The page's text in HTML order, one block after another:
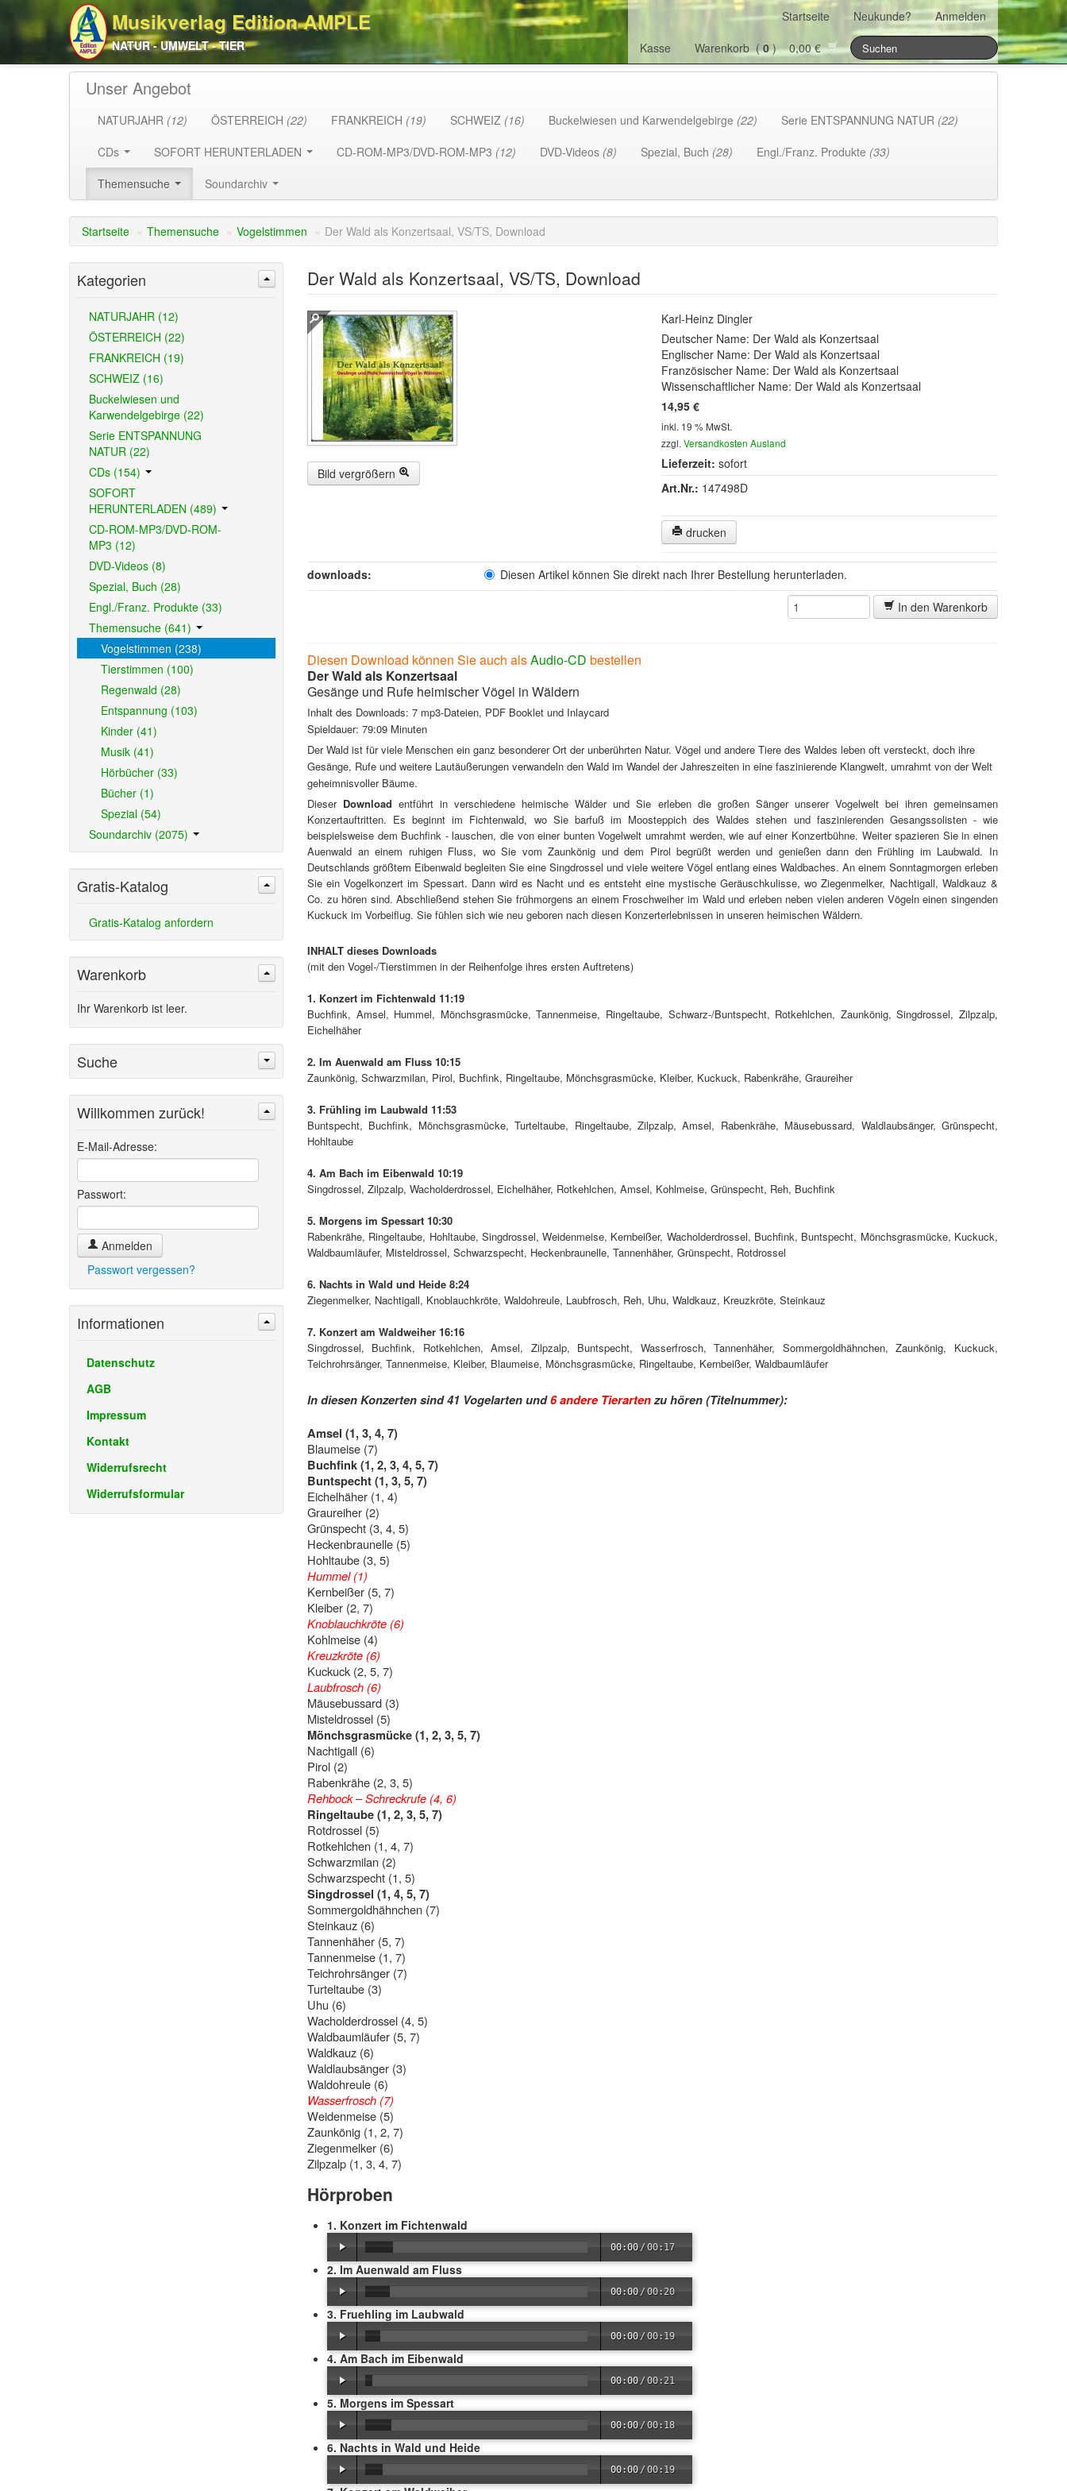
Musikverlag Edition AMPLE
NATUR - UMWELT - TIER
Startseite Neukunde?
Anmelden
Kasse
Warenkorb (0) 0,00 €
Unser Angebot
NATURJAHR (12) ÖSTERREICH (22) FRANKREICH (19) SCHWEIZ (16) Buckelwiesen und Karwendelgebirge (22) Serie ENTSPANNUNG NATUR (22)
CDs
SOFORT HERUNTERLADEN CD-ROM-MP3/DVD-ROM-MP3 (12) DVD-Videos (8) Spezial, Buch (28) Engl./Franz. Produkte (33)
Themensuche
Soundarchiv
Startseite » Themensuche » Vogelstimmen » Der Wald als Konzertsaal, VS/TS, Download
Der Wald als Konzertsaal, VS/TS, Download
Bild vergrößern
Karl-Heinz Dingler
Deutscher Name: Der Wald als Konzertsaal
Englischer Name: Der Wald als Konzertsaal
Französischer Name: Der Wald als Konzertsaal
Wissenschaftlicher Name: Der Wald als Konzertsaal
14,95 €
inkl. 19 % MwSt.
zzgl.Versandkosten Ausland
Lieferzeit: sofort
Art.Nr.: 147498D
drucken
downloads: Diesen Artikel können Sie direkt nach Ihrer Bestellung herunterladen.
In den Warenkorb
Diesen Download können Sie auch alsAudio-CD bestellen
Der Wald als Konzertsaal
Gesänge und Rufe heimischer Vögel in Wäldern
Inhalt des Downloads: 7 mp3-Dateien, PDF Booklet und Inlaycard
Spieldauer: 79:09 Minuten
Der Wald ist für viele Menschen ein ganz besonderer Ort der unberührten Natur. Vögel und andere Tiere des Waldes leben oft versteckt, doch ihre
Gesänge, Rufe und weitere Lautäußerungen verwandeln den Wald im Wandel der Jahreszeiten in eine faszinierende Klangwelt, umrahmt von der Welt
geheimnisvoller Bäume.
Dieser Download entführt in verschiedene heimische Wälder und Sie erleben die großen Sänger unserer Vogelwelt bei ihren gemeinsamen
Konzertauftritten. Es beginnt im Fichtenwald, wo Sie barfuß im Moosteppich des Waldes stehen und faszinierenden Gesangssolisten - wie
beispielsweise dem Buchfink - lauschen, die von einer bunten Vogelwelt umrahmt werden, wie auf einer Konzertbühne. Weiter spazieren Sie in einen
Auenwald an einem ruhigen Fluss, wo Sie vom Zaunkönig und dem Pirol begrüßt werden und genießen dann den Frühling im Laubwald. In
Deutschlands größtem Eibenwald begleiten Sie eine Singdrossel und viele weitere Vögel entlang eines Waldbaches. An einem Sonntagmorgen erleben
Sie ein Vogelkonzert im Spessart. Dann wird es Nacht und es entsteht eine mystische Geräuschkulisse, wo Ziegenmelker, Nachtigall, Waldkauz &
Co. zu hören sind. Abschließend stehen Sie frühmorgens an einem Froschweiher im Wald und erleben neben vielen anderen Vögeln einen singenden
Kuckuck im Vorbeiflug. Sie fühlen sich wie neu geboren nach diesen Konzerterlebnissen in unseren heimischen Wäldern.
INHALT dieses Downloads
(mit den Vogel-/Tierstimmen in der Reihenfolge ihres ersten Auftretens)
1. Konzert im Fichtenwald 11:19
Buchfink, Amsel, Hummel, Mönchsgrasmücke, Tannenmeise, Ringeltaube, Schwarz-/Buntspecht, Rotkehlchen, Zaunkönig, Singdrossel, Zilpzalp,
Eichelhäher
2. Im Auenwald am Fluss 10:15
Zaunkönig, Schwarzmilan, Pirol, Buchfink, Ringeltaube, Mönchsgrasmücke, Kleiber, Kuckuck, Rabenkrähe, Graureiher
3. Frühling im Laubwald 11:53
Buntspecht, Buchfink, Mönchsgrasmücke, Turteltaube, Ringeltaube, Zilpzalp, Amsel, Rabenkrähe, Mäusebussard, Waldlaubsänger, Grünspecht,
Hohltaube
4. Am Bach im Eibenwald 10:19
Singdrossel, Zilpzalp, Wacholderdrossel, Eichelhäher, Rotkehlchen, Amsel, Kohlmeise, Grünspecht, Reh, Buchfink
5. Morgens im Spessart 10:30
Rabenkrähe, Ringeltaube, Hohltaube, Singdrossel, Weidenmeise, Kernbeißer, Wacholderdrossel, Buchfink, Buntspecht, Mönchsgrasmücke, Kuckuck,
Waldbaumläufer, Misteldrossel, Schwarzspecht, Heckenbraunelle, Tannenhäher, Grünspecht, Rotdrossel
6. Nachts in Wald und Heide 8:24
Ziegenmelker, Nachtigall, Knoblauchkröte, Waldohreule, Laubfrosch, Reh, Uhu, Waldkauz, Kreuzkröte, Steinkauz
7. Konzert am Waldweiher 16:16
Singdrossel, Buchfink, Rotkehlchen, Amsel, Zilpzalp, Buntspecht, Wasserfrosch, Tannenhäher, Sommergoldhähnchen, Zaunkönig, Kuckuck,
Teichrohrsänger, Tannenmeise, Kleiber, Blaumeise, Mönchsgrasmücke, Ringeltaube, Kernbeißer, Waldbaumläufer
In diesen Konzerten sind 41 Vogelarten und6 andere Tierartenzu hören (Titelnummer):
Amsel (1, 3, 4, 7)
Blaumeise (7)
Buchfink (1, 2, 3, 4, 5, 7)
Buntspecht (1, 3, 5, 7)
Eichelhäher (1, 4)
Graureiher (2)
Grünspecht (3, 4, 5)
Heckenbraunelle (5)
Hohltaube (3, 5)
Hummel (1)
Kernbeißer (5, 7)
Kleiber (2, 7)
Knoblauchkröte (6)
Kohlmeise (4)
Kreuzkröte (6)
Kuckuck (2, 5, 7)
Laubfrosch (6)
Mäusebussard (3)
Misteldrossel (5)
Mönchsgrasmücke (1, 2, 3, 5, 7)
Nachtigall (6)
Pirol (2)
Rabenkrähe (2, 3, 5)
Rehbock – Schreckrufe (4, 6)
Ringeltaube (1, 2, 3, 5, 7)
Rotdrossel (5)
Rotkehlchen (1, 4, 7)
Schwarzmilan (2)
Schwarzspecht (1, 5)
Singdrossel (1, 4, 5, 7)
Sommergoldhähnchen (7)
Steinkauz (6)
Tannenhäher (5, 7)
Tannenmeise (1, 7)
Teichrohrsänger (7)
Turteltaube (3)
Uhu (6)
Wacholderdrossel (4, 5)
Waldbaumläufer (5, 7)
Waldkauz (6)
Waldlaubsänger (3)
Waldohreule (6)
Wasserfrosch (7)
Weidenmeise (5)
Zaunkönig (1, 2, 7)
Ziegenmelker (6)
Zilpzalp (1, 3, 4, 7)
Hörproben
1. Konzert im Fichtenwald
00:00 /00:17
2. Im Auenwald am Fluss
00:00 /00:20
3. Fruehling im Laubwald
00:00 /00:19
4. Am Bach im Eibenwald
00:00 /00:21
5. Morgens im Spessart
00:00 /00:18
6. Nachts in Wald und Heide
00:00 /00:19
Kategorien
NATURJAHR (12)
ÖSTERREICH (22)
FRANKREICH (19)
SCHWEIZ (16)
Buckelwiesen und
Karwendelgebirge (22)
Serie ENTSPANNUNG
NATUR (22)
CDs (154)
SOFORT
HERUNTERLADEN (489)
CD-ROM-MP3/DVD-ROM-
MP3 (12)
DVD-Videos (8)
Spezial, Buch (28)
Engl./Franz. Produkte (33)
Themensuche (641)
Vogelstimmen (238)
Tierstimmen (100)
Regenwald (28)
Entspannung (103)
Kinder (41)
Musik (41)
Hörbücher (33)
Bücher (1)
Spezial (54)
Soundarchiv (2075)
Gratis-Katalog
Gratis-Katalog anfordern
Warenkorb
Ihr Warenkorb ist leer.
Suche
Willkommen zurück!
E-Mail-Adresse:
Passwort:
Anmelden
Passwort vergessen?
Informationen
Datenschutz
AGB
Impressum
Kontakt
Widerrufsrecht
Widerrufsformular